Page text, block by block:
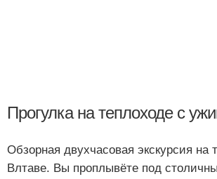
Прогулка на теплоходе с
Обзорная двухчасовая экскурсия на
Влтаве. Вы проплывёте под